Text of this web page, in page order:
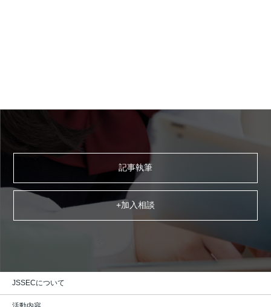
記事執筆
+加入相談
JSSECについて